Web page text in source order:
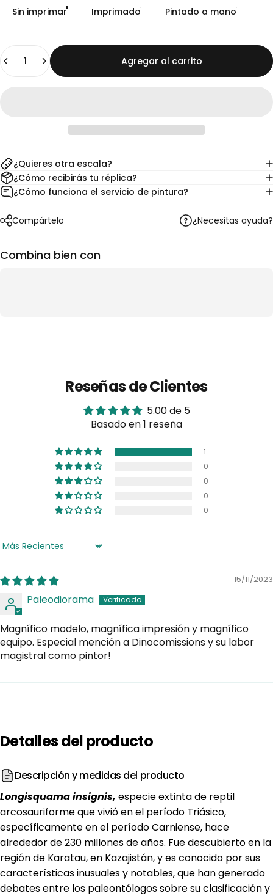
Sin imprimar Imprimado Pintado a mano
Cantidad
Agregar al carrito
¿Quieres otra escala?
¿Cómo recibirás tu réplica?
¿Cómo funciona el servicio de pintura?
Compártelo ¿Necesitas ayuda?
Combina bien con
Reseñas de Clientes
5.00 de 5
Basado en 1 reseña
1
0
0
0
0
Sort by
15/11/2023
Paleodiorama
Magnífico modelo, magnífica impresión y magnífico
equipo. Especial mención a Dinocomissions y su labor
magistral como pintor!
Detallesdelproducto
Descripción y medidas del producto
Longisquama insignis, especie extinta de reptil
arcosauriforme que vivió en el período Triásico,
específicamente en el período Carniense, hace
alrededor de 230 millones de años. Fue descubierto en la
región de Karatau, en Kazajistán, y es conocido por sus
características inusuales y notables, que han generado
debates entre los paleontólogos sobre su clasificación y